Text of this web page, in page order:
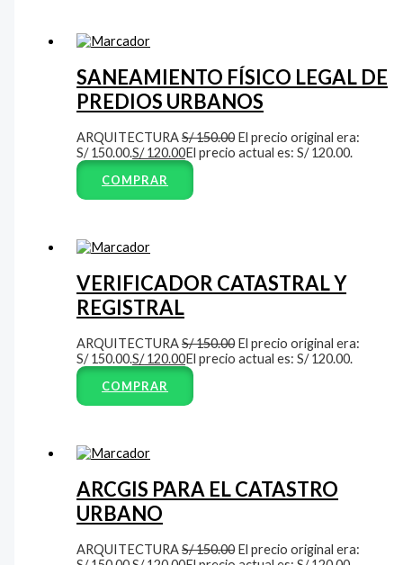
SANEAMIENTO FÍSICO LEGAL DE
PREDIOS URBANOS
ARQUITECTURAS/150.00 El precio original era:
S/ 150.00.S/120.00El precio actual es: S/ 120.00.
COMPRAR
VERIFICADOR CATASTRAL Y
REGISTRAL
ARQUITECTURAS/150.00 El precio original era:
S/ 150.00.S/120.00El precio actual es: S/ 120.00.
COMPRAR
ARCGIS PARA EL CATASTRO
URBANO
ARQUITECTURAS/150.00 El precio original era: